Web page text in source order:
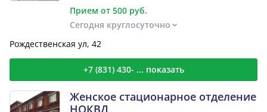
Прием от 500 руб.
Сегодня круглосуточно
Рождественская ул, 42
+7 (831) 430- ... показать
Женское стационарное отделение
НОКВД